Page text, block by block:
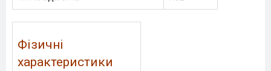
Фізичні
характеристики